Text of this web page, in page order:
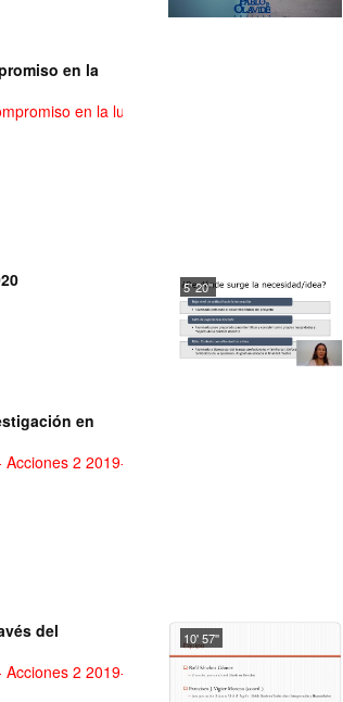
en la
en la lucha contra la violencia de género
5' 20''
en
2 2019-2020
del
2 2019-2020
10' 57''